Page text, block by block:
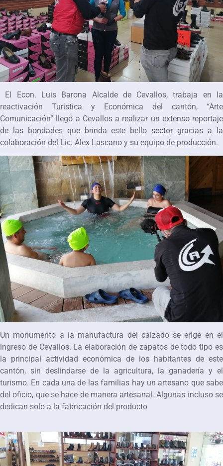
El Econ. Luis Barona Alcalde de Cevallos, trabaja en la
reactivación Turistica y Económica del cantón, “Arte
Comunicación” llegó a Cevallos a realizar un extenso reportaje
de las bondades que brinda este bello sector gracias a la
colaboración del Lic. Alex Lascano y su equipo de producción.
Un monumento a la manufactura del calzado se erige en el
ingreso de Cevallos. La elaboración de zapatos de todo tipo es
la principal actividad económica de los habitantes de este
cantón, sin deslindarse de la agricultura, la ganadería y el
turismo. En cada una de las familias hay un artesano que sabe
del oficio, que se hace de manera artesanal. Algunas incluso se
dedican solo a la fabricación del producto